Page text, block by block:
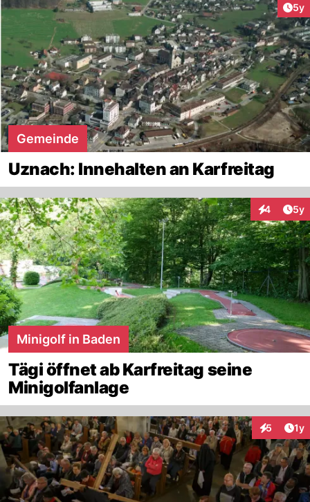
5y
Gemeinde
Uznach: Innehalten an Karfreitag
4 5y
Minigolf in Baden
Tägi öffnet ab Karfreitag seine
Minigolfanlage
5 1y